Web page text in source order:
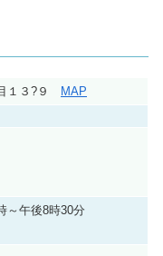
１３?９ MAP
～午後8時30分